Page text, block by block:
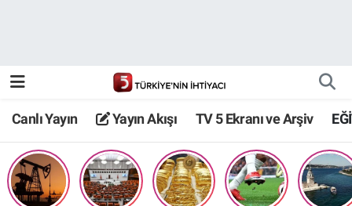
Canlı Yayın Yayın Akışı TV 5 Ekranı ve Arşiv
TV 5 Ekranı ve Arşiv